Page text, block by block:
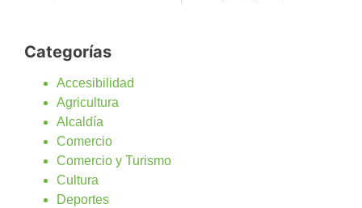
Categorías
Accesibilidad
Agricultura
Alcaldía
Comercio
Comercio y Turismo
Cultura
Deportes